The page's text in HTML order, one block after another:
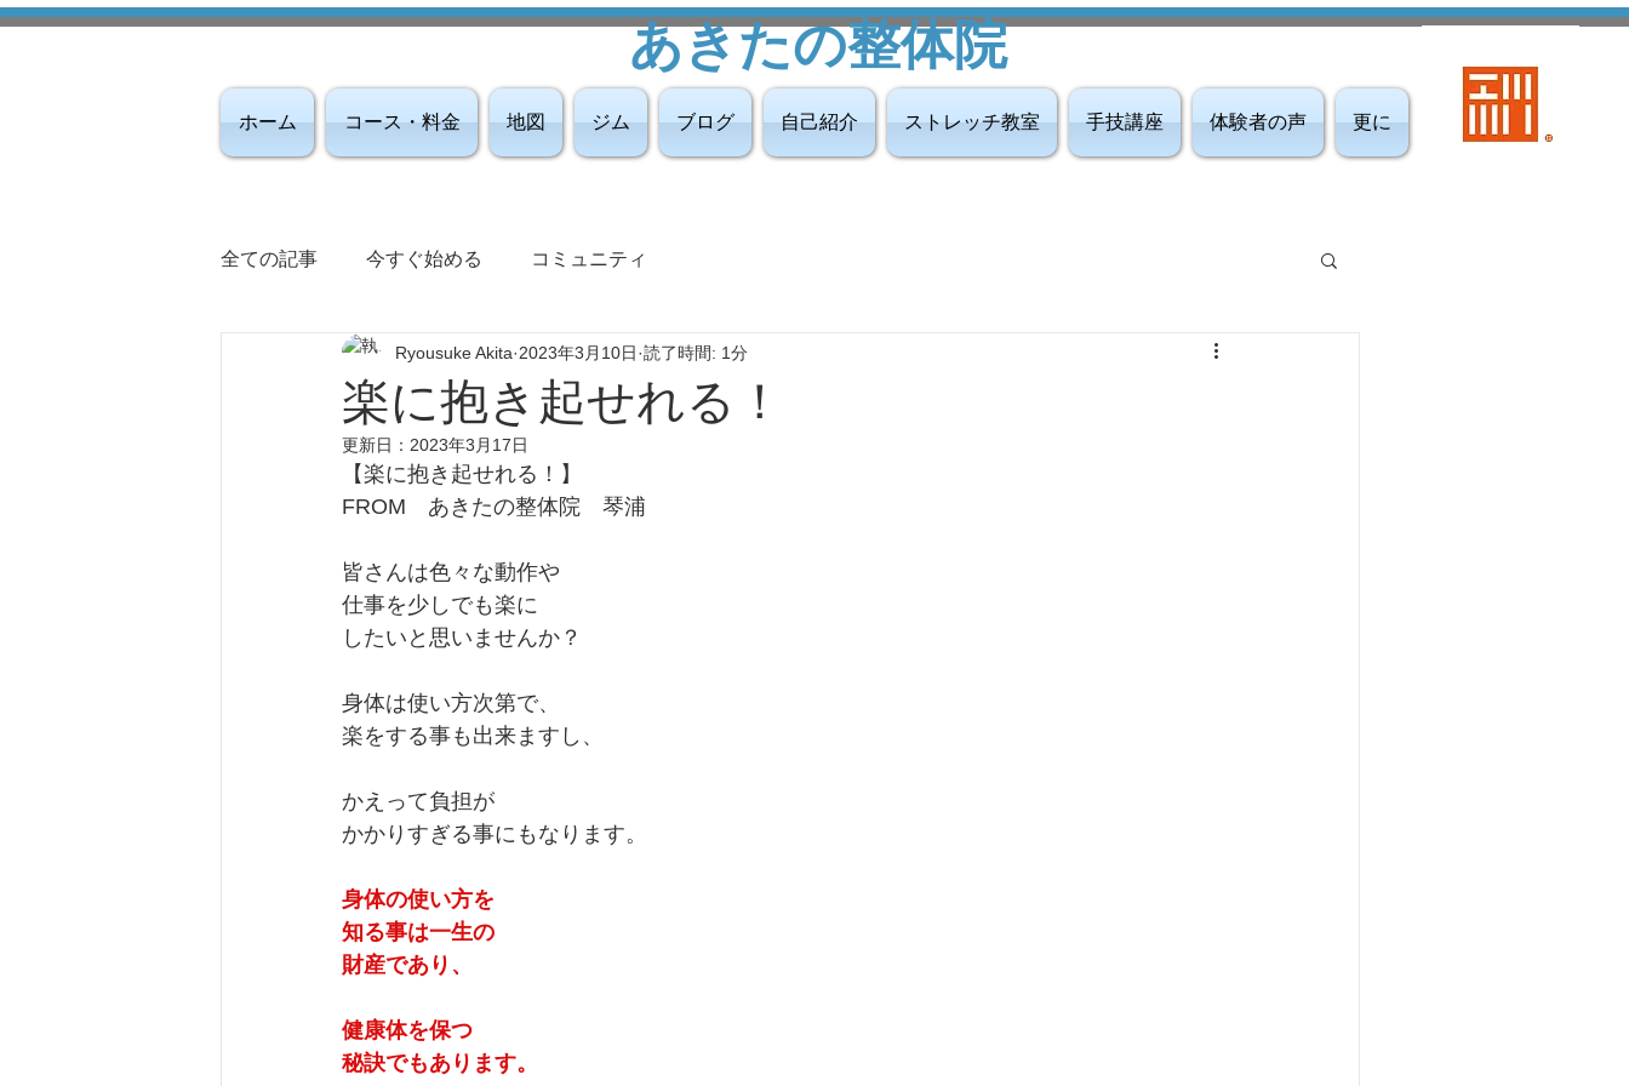
あきたの整体院
ホーム コース・料金 地図 ジム ブログ 自己紹介 ストレッチ教室 手技講座 体験者の声 更に
全ての記事 今すぐ始める コミュニティ
楽に抱き起せれる！
Ryousuke Akita 2023年3月10日 読了時間: 1分
更新日： 2023年3月17日
【楽に抱き起せれる！】
FROM　あきたの整体院　琴浦
皆さんは色々な動作や
仕事を少しでも楽に
したいと思いませんか？
身体は使い方次第で、
楽をする事も出来ますし、
かえって負担が
かかりすぎる事にもなります。
身体の使い方を
知る事は一生の
財産であり、
健康体を保つ
秘訣でもあります。